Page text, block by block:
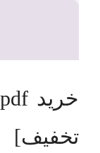
تخفیف]